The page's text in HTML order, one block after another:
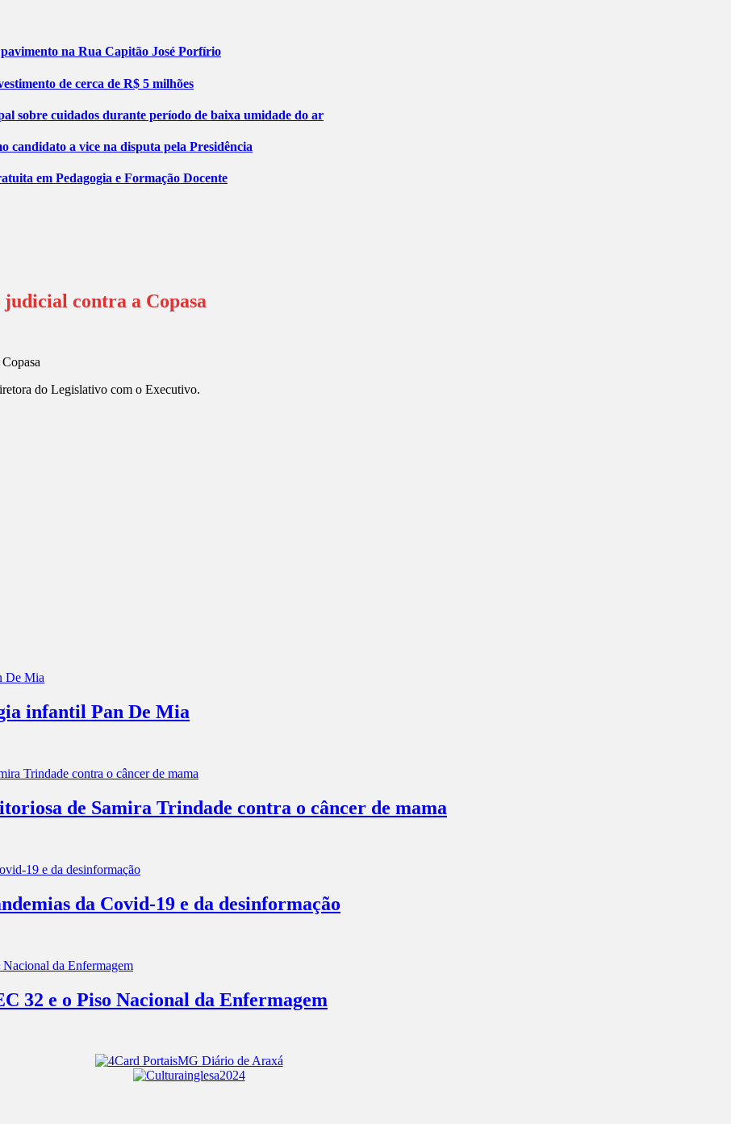
na Rua Capitão José Porfírio
de cerca de R$ 5 milhões
sobre cuidados durante período de baixa umidade do ar
candidato a vice na disputa pela Presidência
em Pedagogia e Formação Docente
contra a Copasa
do Legislativo com o Executivo.
infantil Pan De Mia
de Samira Trindade contra o câncer de mama
da Covid-19 e da desinformação
32 e o Piso Nacional da Enfermagem